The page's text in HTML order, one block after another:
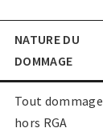
NATURE DU
DOMMAGE
Tout dommage
hors RGA